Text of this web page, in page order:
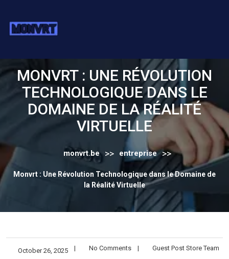
content
MONVRT : UNE RÉVOLUTION
TECHNOLOGIQUE DANS LE
DOMAINE DE LA RÉALITÉ
VIRTUELLE
monvrt.be >> entreprise >>
Monvrt : Une Révolution Technologique dans le Domaine de
la Réalité Virtuelle
October 26, 2025 | No Comments | Guest Post Store Team